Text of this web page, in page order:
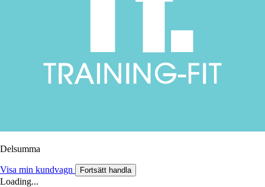
Delsumma
Visa min kundvagn Fortsätt handla
Loading...